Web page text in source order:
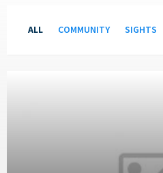
Categories:
ALL COMMUNITY SIGHTS